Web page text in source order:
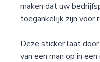
maken dat uw
toegankelijk zijn voor
Deze sticker laat
van een man op in